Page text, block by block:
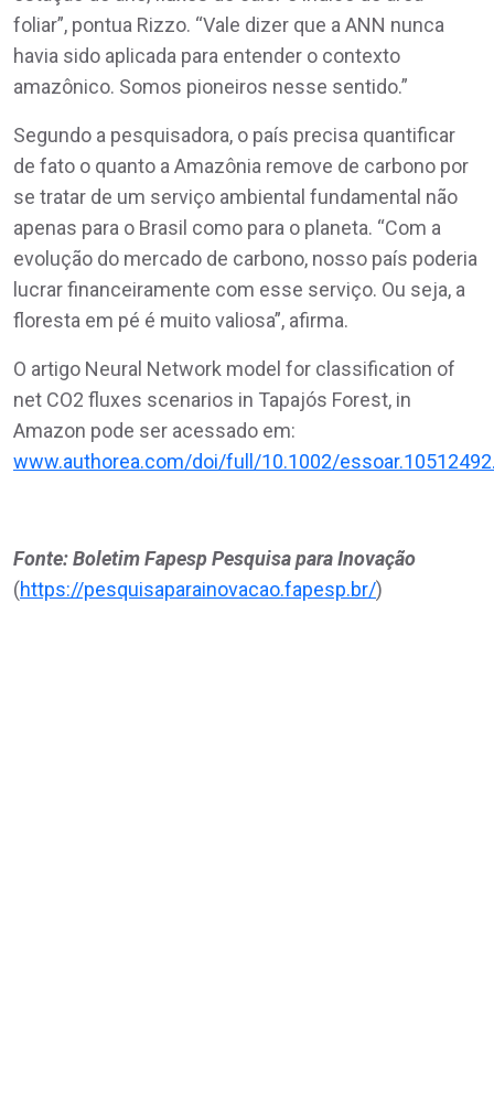
foliar”, pontua Rizzo. “Vale dizer que a ANN nunca
havia sido aplicada para entender o contexto
amazônico. Somos pioneiros nesse sentido.”
Segundo a pesquisadora, o país precisa quantificar
de fato o quanto a Amazônia remove de carbono por
se tratar de um serviço ambiental fundamental não
apenas para o Brasil como para o planeta. “Com a
evolução do mercado de carbono, nosso país poderia
lucrar financeiramente com esse serviço. Ou seja, a
floresta em pé é muito valiosa”, afirma.
O artigo Neural Network model for classification of
net CO2 fluxes scenarios in Tapajós Forest, in
Amazon pode ser acessado em:
www.authorea.com/doi/full/10.1002/
Fonte: Boletim Fapesp Pesquisa para Inovação
(https://pesquisaparainovacao.fapesp.br/)